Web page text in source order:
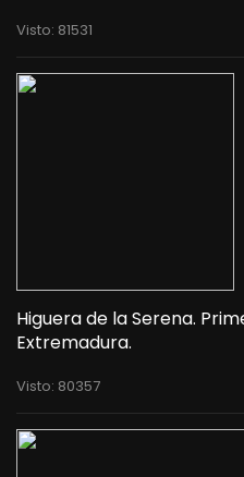
Visto: 81531
Higuera de la Serena.
Extremadura.
Visto: 80357